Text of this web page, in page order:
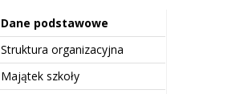
Dane podstawowe
Struktura organizacyjna
Majątek szkoły